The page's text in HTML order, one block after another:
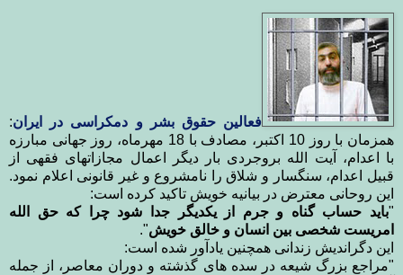
فعالین حقوق بشر و دمکراسی در ایران:
همزمان با روز 10 اکتبر، مصادف با 18 مهرماه،‌ روز جهانی مبارزه
با اعدام، آیت الله بروجردی بار دیگر اعمال مجازاتهای فقهی از
قبيل اعدام، سنگسار و شلاق را نامشروع و غیر قانونی اعلام نمود.
این روحانی معترض در بيانيه خويش تاکید کرده است:
"باید حساب گناه و جرم از یکدیگر جدا شود چرا که حق الله
امریست شخصی بین انسان و خالق خویش".
این دگراندیش زندانی همچنین یادآور شده است:
"مراجع بزرگ شیعه در سده های گذشته و دوران معاصر، از جمله